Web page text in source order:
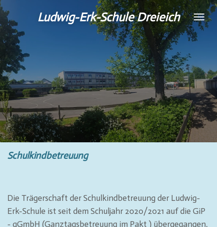
Zum
Hauptinhalt
springen
Ludwig-Erk-Schule Dreieich
Schulkindbetreuung
Die Trägerschaft der Schulkindbetreuung der Ludwig-
Erk-Schule ist seit dem Schuljahr 2020/2021 auf die GiP
- gGmbH (Ganztagsbetreuung im Pakt ) übergegangen.